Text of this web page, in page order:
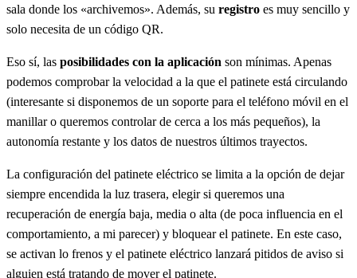
sala donde los «archivemos». Además, su registro es muy sencillo y
solo necesita de un código QR.
Eso sí, las posibilidades con la aplicación son mínimas. Apenas
podemos comprobar la velocidad a la que el patinete está circulando
(interesante si disponemos de un soporte para el teléfono móvil en el
manillar o queremos controlar de cerca a los más pequeños), la
autonomía restante y los datos de nuestros últimos trayectos.
La configuración del patinete eléctrico se limita a la opción de dejar
siempre encendida la luz trasera, elegir si queremos una
recuperación de energía baja, media o alta (de poca influencia en el
comportamiento, a mi parecer) y bloquear el patinete. En este caso,
se activan lo frenos y el patinete eléctrico lanzará pitidos de aviso si
alguien está tratando de mover el patinete.